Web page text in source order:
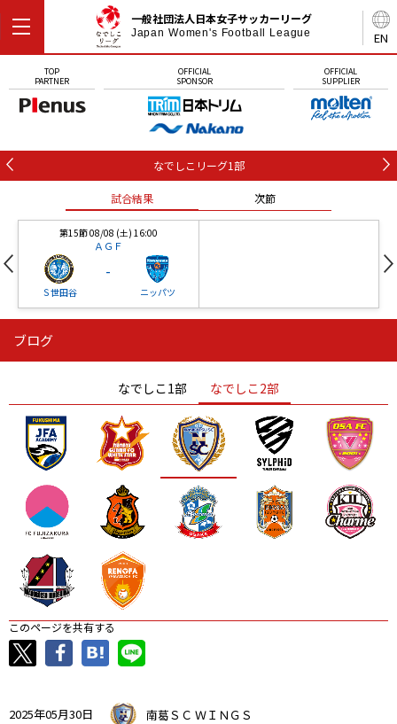
EN
一般社団法人日本女子サッカーリーグ
Japan Women's Football League
TOP
PARTNER
OFFICIAL
SPONSOR
OFFICIAL
SUPPLIER
なでしこリーグ1部
試合結果 次節
第15節 08/08 (土) 16:00
ＡＧＦ
Ｓ世田谷
-
ニッパツ
ニッパツ
ニッパツ 名古屋
石人の星
静岡 愛媛Ｌ
ブログ
なでしこ1部 なでしこ2部
このページを共有する
2025年05月30日 南葛ＳＣ ＷＩＮＧＳ